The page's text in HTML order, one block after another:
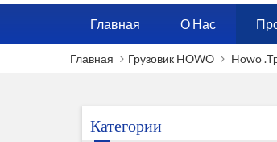
Главная О Нас
Главная Грузовик HOWO Howo
Категории